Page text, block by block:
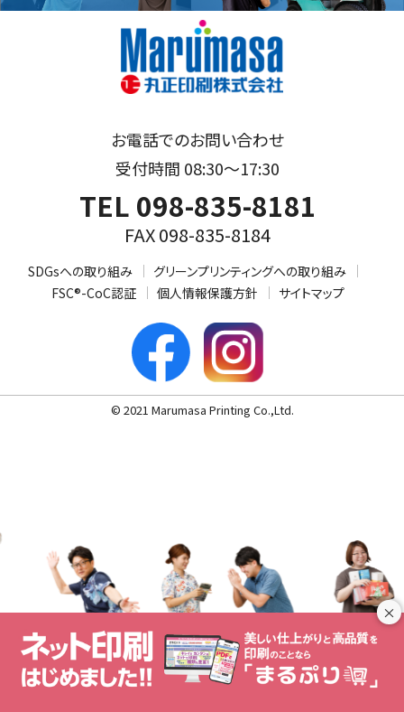
×
お電話でのお問い合わせ
受付時間 08:30～17:30
TEL 098-835-8181
FAX 098-835-8184
SDGsへの取り組み
グリーンプリンティングへの取り組み
FSC®-CoC認証
個人情報保護方針 サイトマップ
© 2021 Marumasa Printing Co.,Ltd.